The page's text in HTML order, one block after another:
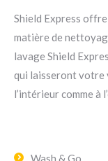
Shield Express
matière de
lavage Shield
qui laisseront votre
l’intérieur comme à
Wash & Go